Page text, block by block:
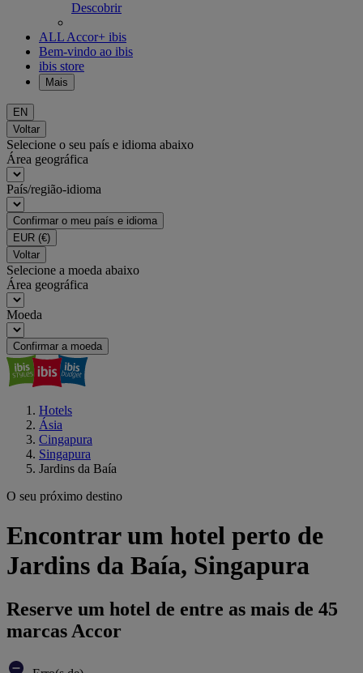
Descobrir
ALL Accor+ ibis
Bem-vindo ao ibis
ibis store
Mais
EN
Voltar
Selecione o seu país e idioma abaixo
Área geográfica
País/região-idioma
Confirmar o meu país e idioma
EUR (€)
Voltar
Selecione a moeda abaixo
Área geográfica
Moeda
Confirmar a moeda
Hotels
Ásia
Cingapura
Singapura
Jardins da Baía
O seu próximo destino
Encontrar um hotel perto de
Jardins da Baía, Singapura
Reserve um hotel de entre as mais de 45
marcas Accor